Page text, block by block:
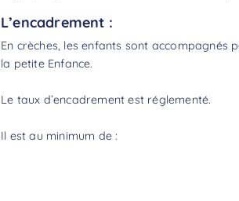
L’encadrement :
En crèches, les enfants sont accompagnés
la petite Enfance.
Le taux d’encadrement est réglementé.
Il est au minimum de :